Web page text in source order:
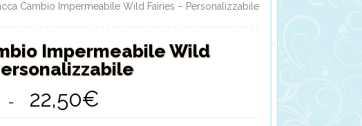
Cambio Impermeabile Wild Fairies – Personalizzabile
Impermeabile Wild
- 22,50€